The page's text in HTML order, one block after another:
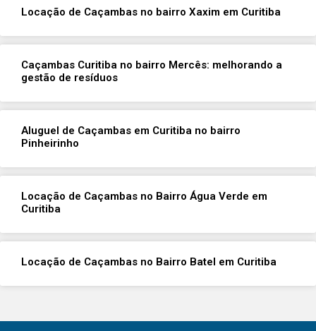
Locação de Caçambas no bairro Xaxim em Curitiba
Caçambas Curitiba no bairro Mercês: melhorando a
gestão de resíduos
Aluguel de Caçambas em Curitiba no bairro
Pinheirinho
Locação de Caçambas no Bairro Água Verde em
Curitiba
Locação de Caçambas no Bairro Batel em Curitiba